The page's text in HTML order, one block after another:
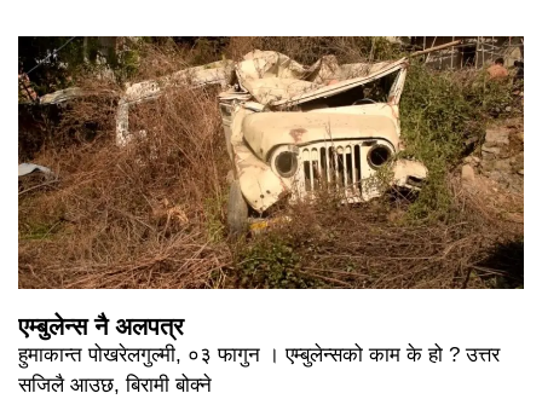
एम्बुलेन्स नै अलपत्र
हुमाकान्त पोखरेलगुल्मी, ०३ फागुन । एम्बुलेन्सको काम के हो ? उत्तर
सजिलै आउछ, बिरामी बोक्ने